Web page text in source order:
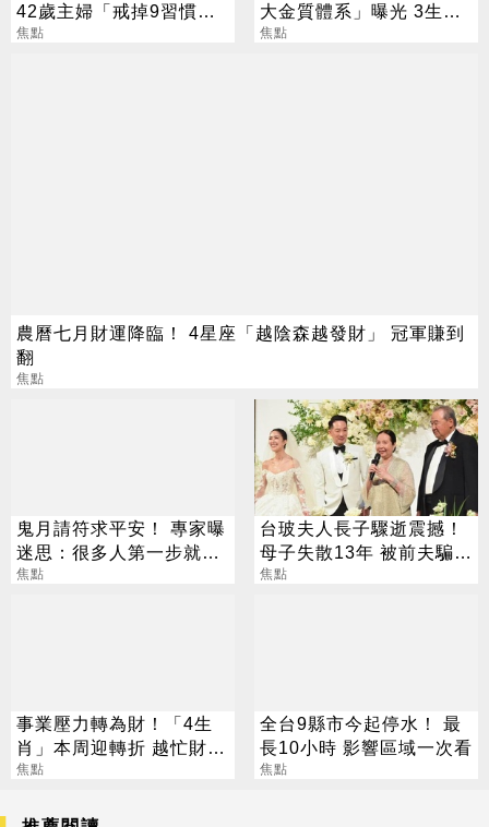
42歲主婦「戒掉9習慣」
存下2000萬
焦點
大金質體系」曝光 3生肖
偏財旺到「錢自己找上
焦點
農曆七月財運降臨！ 4星座「越陰森越發財」 冠軍賺到
翻
焦點
鬼月請符求平安！ 專家曝
迷思：很多人第一步就做
錯
焦點
台玻夫人長子驟逝震撼！
母子失散13年 被前夫騙
「愛兒已夭折」
焦點
事業壓力轉為財！「4生
肖」本周迎轉折 越忙財運
越旺
焦點
全台9縣市今起停水！ 最
長10小時 影響區域一次看
焦點